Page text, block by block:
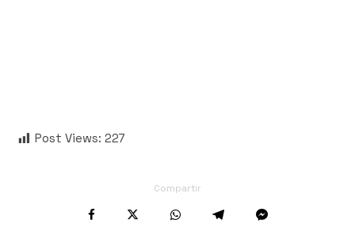
Post Views: 227
Compartir